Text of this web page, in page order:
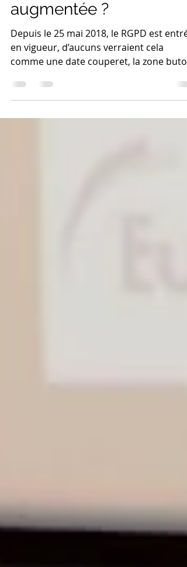
d’avoir une relation client
augmentée ?
Depuis le 25 mai 2018, le RGPD est entré
comme une date couperet, la zone butoir
d’un rendez-vous...